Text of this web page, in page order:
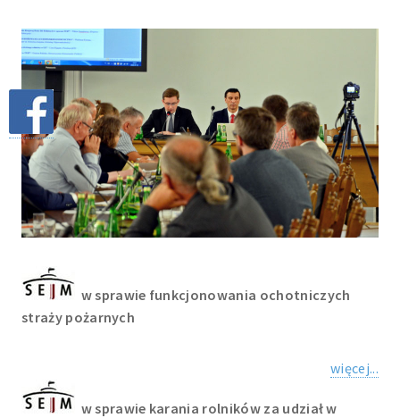
w sprawie funkcjonowania ochotniczych
straży pożarnych
więcej...
w sprawie karania rolników za udział w